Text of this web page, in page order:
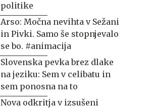
politike
Arso: Močna nevihta v Sežani
in Pivki. Samo še stopnjevalo
se bo. #animacija
Slovenska pevka brez dlake
na jeziku: Sem v celibatu in
sem ponosna na to
Nova odkritja v izsušeni